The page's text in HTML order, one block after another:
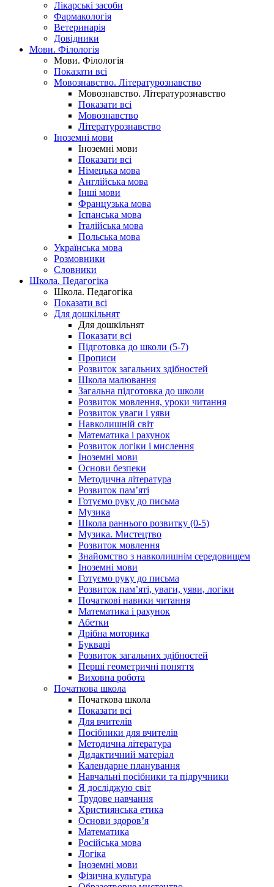
Лікарські засоби
Фармакологія
Ветеринарія
Довідники
Мови. Філологія
Мови. Філологія
Показати всі
Мовознавство. Літературознавство
Мовознавство. Літературознавство
Показати всі
Мовознавство
Літературознавство
Іноземні мови
Іноземні мови
Показати всі
Німецька мова
Англійська мова
Інші мови
Французька мова
Іспанська мова
Італійська мова
Польська мова
Українська мова
Розмовники
Словники
Школа. Педагогіка
Школа. Педагогіка
Показати всі
Для дошкільнят
Для дошкільнят
Показати всі
Підготовка до школи (5-7)
Прописи
Розвиток загальних здібностей
Школа малювання
Загальна підготовка до школи
Розвиток мовлення, уроки читання
Розвиток уваги і уяви
Навколишній світ
Математика і рахунок
Розвиток логіки і мислення
Іноземні мови
Основи безпеки
Методична література
Розвиток пам’яті
Готуємо руку до письма
Музика
Школа раннього розвитку (0-5)
Музика. Мистецтво
Розвиток мовлення
Знайомство з навколишнім середовищем
Іноземні мови
Готуємо руку до письма
Розвиток пам’яті, уваги, уяви, логіки
Початкові навики читання
Математика і рахунок
Абетки
Дрібна моторика
Букварі
Розвиток загальних здібностей
Перші геометричні поняття
Виховна робота
Початкова школа
Початкова школа
Показати всі
Для вчителів
Посібники для вчителів
Методична література
Дидактичний матеріал
Календарне планування
Навчальні посібники та підручники
Я досліджую світ
Трудове навчання
Християнська етика
Основи здоров’я
Математика
Російська мова
Логіка
Іноземні мови
Фізична культура